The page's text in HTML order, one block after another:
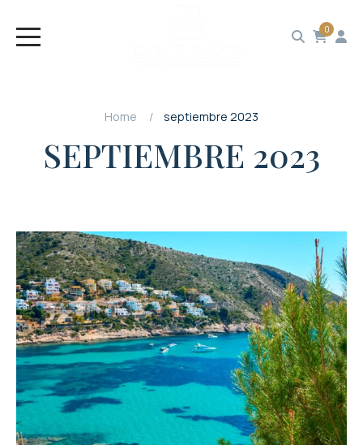
0
Home septiembre 2023
SEPTIEMBRE 2023